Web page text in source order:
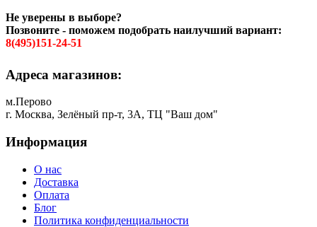
Не уверены в выборе?
Позвоните - поможем подобрать наилучший вариант:
8(495)151-24-51
Адреса магазинов:
м.Перово
г. Москва, Зелёный пр-т, 3А, ТЦ "Ваш дом"
Информация
О нас
Доставка
Оплата
Блог
Политика конфиденциальности